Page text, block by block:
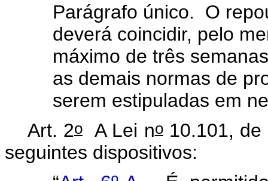
Parágrafo único. O
deverá coincidir, pelo
máximo de três
as demais normas de
serem estipuladas em
Art. 2oA Lei no10.101, de
seguintes dispositivos: